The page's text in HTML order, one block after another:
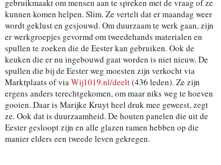
gebruikmaakt om mensen aan te spreken met de vraag of ze
kunnen komen helpen. Slim. Ze vertelt dat er maandag weer
wordt geklust en gesjouwd. Om duurzaam te werk gaan, zijn
er werkgroepjes gevormd om tweedehands materialen en
spullen te zoeken die de Eester kan gebruiken. Ook de
keuken die er nu ingebouwd gaat worden is niet nieuw. De
spullen die bij de Eester weg moesten zijn verkocht via
Marktplaats of viaWij1019.nl/deelt(436 leden). Ze zijn
ergens anders terechtgekomen, om maar niks weg te hoeven
gooien. Daar is Marijke Kruyt heel druk mee geweest, zegt
ze. Ook dat is duurzaamheid. De houten panelen die uit de
Eester gesloopt zijn en alle glazen ramen hebben op die
manier elders een tweede leven gekregen.